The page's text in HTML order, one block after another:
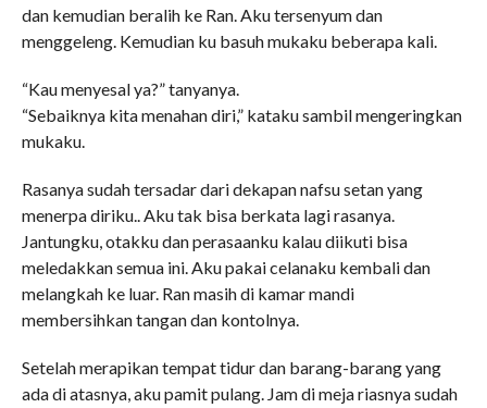
dan kemudian beralih ke Ran. Aku tersenyum dan
menggeleng. Kemudian ku basuh mukaku beberapa kali.
“Kau menyesal ya?” tanyanya.
“Sebaiknya kita menahan diri,” kataku sambil mengeringkan
mukaku.
Rasanya sudah tersadar dari dekapan nafsu setan yang
menerpa diriku.. Aku tak bisa berkata lagi rasanya.
Jantungku, otakku dan perasaanku kalau diikuti bisa
meledakkan semua ini. Aku pakai celanaku kembali dan
melangkah ke luar. Ran masih di kamar mandi
membersihkan tangan dan kontolnya.
Setelah merapikan tempat tidur dan barang-barang yang
ada di atasnya, aku pamit pulang. Jam di meja riasnya sudah